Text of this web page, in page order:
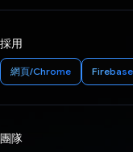
採用
網頁/Chrome Firebase
團隊